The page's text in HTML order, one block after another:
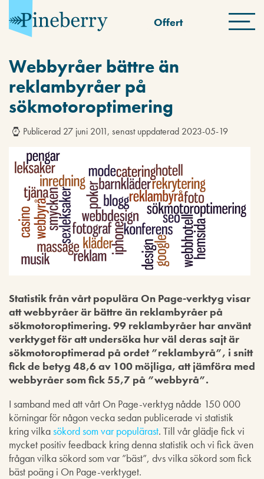
Offert
Webbyråer bättre än
reklambyråer på
sökmotoroptimering
Publicerad 27 juni 2011, senast uppdaterad 2023-05-19
Statistik från vårt populära On Page-verktyg visar
att webbyråer är bättre än reklambyråer på
sökmotoroptimering. 99 reklambyråer har använt
verktyget för att undersöka hur väl deras sajt är
sökmotoroptimerad på ordet ”reklambyrå”, i snitt
fick de betyg 48,6 av 100 möjliga, att jämföra med
webbyråer som fick 55,7 på ”webbyrå”.
I samband med att vårt On Page-verktyg nådde 150 000
körningar för någon vecka sedan publicerade vi statistik
kring vilkasökord som var populärast. Till vår glädje fick vi
mycket positiv feedback kring denna statistik och vi fick även
frågan vilka sökord som var ”bäst”, dvs vilka sökord som fick
bäst poäng i On Page-verktyget.